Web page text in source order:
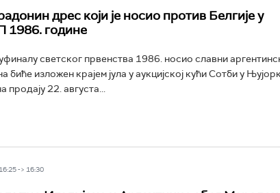
дрес који је носио против Белгије у
1986. године
светског првенства 1986. носио славни
изложен крајем јула у аукцијској кући Сотби у
продају 22. августа...
-> 16:30